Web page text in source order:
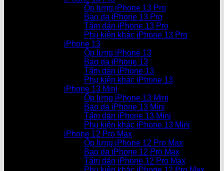
Ốp lưng iPhone 13 Pro
Bao da iPhone 13 Pro
Tấm dán iPhone 13 Pro
Phụ kiện khác iPhone 13 Pro
iPhone 13
Ốp lưng iPhone 13
Bao da iPhone 13
Tấm dán iPhone 13
Phụ kiện khác iPhone 13
iPhone 13 Mini
Ốp lưng iPhone 13 Mini
Bao da iPhone 13 Mini
Tấm dán iPhone 13 Mini
Phụ kiện khác iPhone 13 Mini
iPhone 12 Pro Max
Ốp lưng iPhone 12 Pro Max
Bao da iPhone 12 Pro Max
Tấm dán iPhone 12 Pro Max